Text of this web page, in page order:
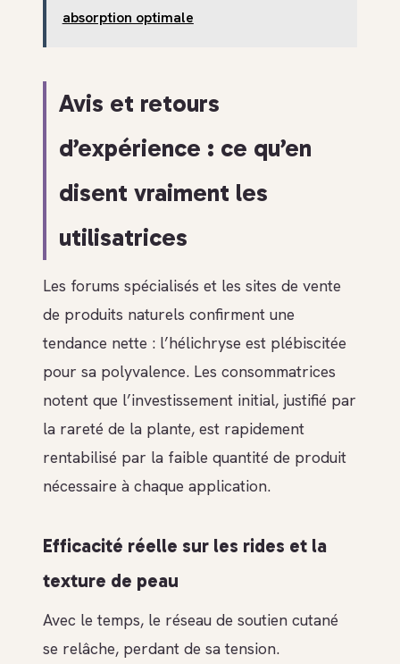
absorption optimale
Avis et retours
d’expérience : ce qu’en
disent vraiment les
utilisatrices
Les forums spécialisés et les sites de vente
de produits naturels confirment une
tendance nette : l’hélichryse est plébiscitée
pour sa polyvalence. Les consommatrices
notent que l’investissement initial, justifié par
la rareté de la plante, est rapidement
rentabilisé par la faible quantité de produit
nécessaire à chaque application.
Efficacité réelle sur les rides et la
texture de peau
Avec le temps, le réseau de soutien cutané
se relâche, perdant de sa tension.